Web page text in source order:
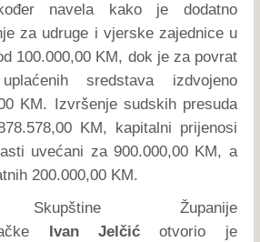
navela kako je dodatno
za udruge i vjerske zajednice u
100.000,00 KM, dok je za povrat
sredstava izdvojeno
KM. Izvršenje sudskih presuda
KM, kapitalni prijenosi
uvećani za 900.000,00 KM, a
200.000,00 KM.
Skupštine Županije
Ivan Jelčić otvorio je